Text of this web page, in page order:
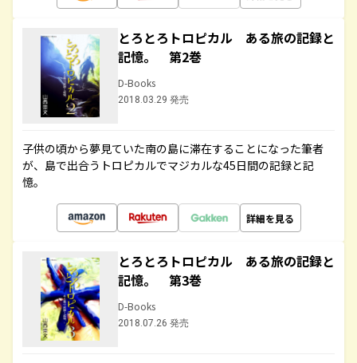
とろとろトロピカル ある旅の記録と
記憶。 第2巻
D-Books
2018.03.29 発売
子供の頃から夢見ていた南の島に滞在することになった筆者
が、島で出合うトロピカルでマジカルな45日間の記録と記
憶。
詳細を見る
とろとろトロピカル ある旅の記録と
記憶。 第3巻
D-Books
2018.07.26 発売